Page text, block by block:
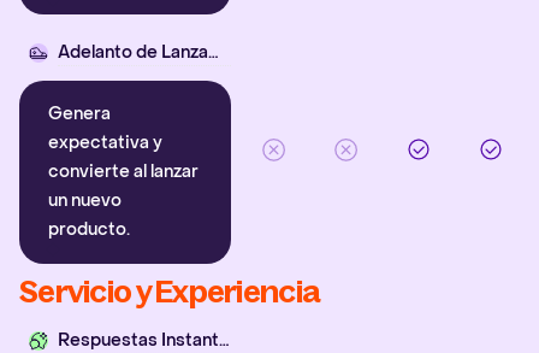
Adelanto de Lanzamiento
Genera
expectativa y
convierte al lanzar
un nuevo
producto.
Servicio y Experiencia
Respuestas Instantáneas